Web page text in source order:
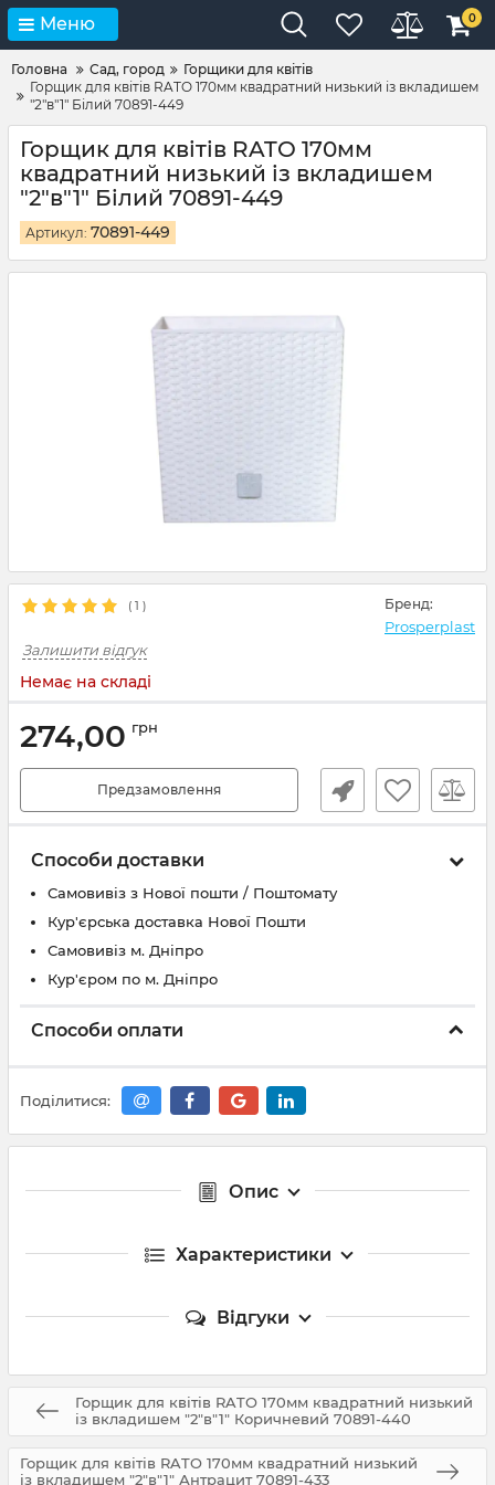
Меню 0
Головна Сад, город
Горщики для квітів
Горщик для квітів RATO 170мм квадратний низький із вкладишем
"2"в"1" Білий 70891-449
Горщик для квітів RATO 170мм
квадратний низький із вкладишем
"2"в"1" Білий 70891-449
Артикул: 70891-449
( 1 ) Бренд:
Prosperplast
Залишити відгук
Немає на складі
274,00 грн
Предзамовлення
Способи доставки
Самовивіз з Нової пошти / Поштомату
Кур'єрська доставка Нової Пошти
Самовивіз м. Дніпро
Кур'єром по м. Дніпро
Способи оплати
Поділитися:
Опис
Характеристики
Відгуки
Горщик для квітів RATO 170мм квадратний низький
із вкладишем "2"в"1" Коричневий 70891-440
Горщик для квітів RATO 170мм квадратний низький
із вкладишем "2"в"1" Антрацит 70891-433